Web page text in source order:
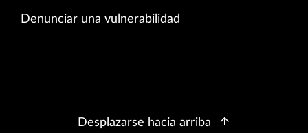
Denunciar una vulnerabilidad
Desplazarse hacia arriba